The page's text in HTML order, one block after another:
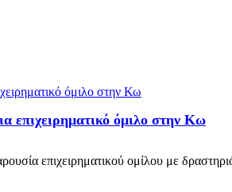
επιχειρηματικό όμιλο στην Κω
επιχειρηματικού ομίλου με